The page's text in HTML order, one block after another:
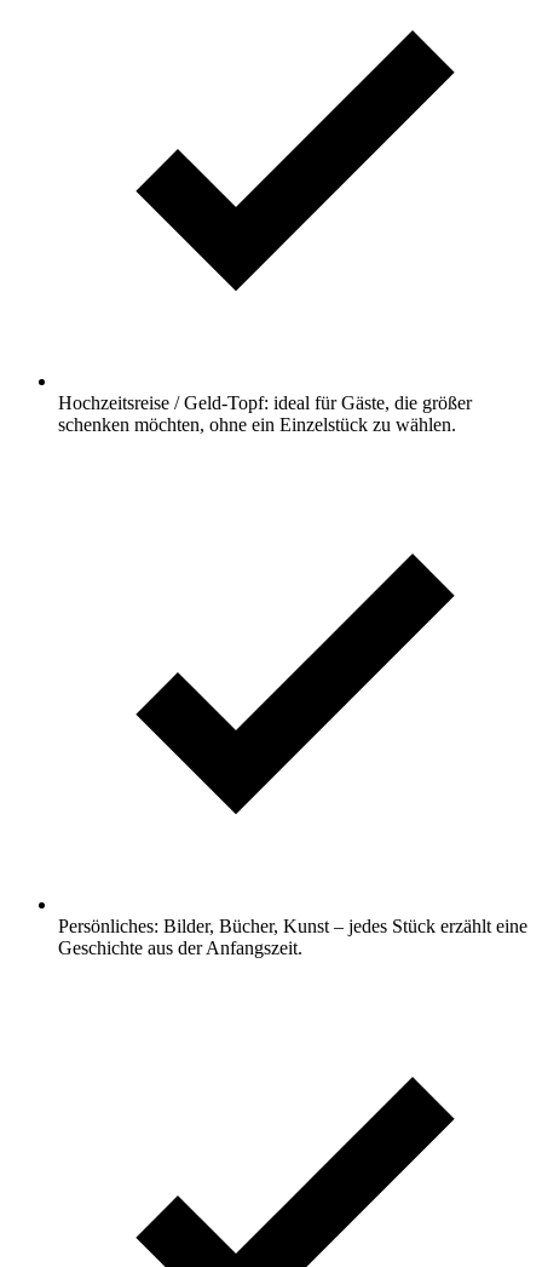
Hochzeitsreise / Geld-Topf: ideal für Gäste, die größer
schenken möchten, ohne ein Einzelstück zu wählen.
Persönliches: Bilder, Bücher, Kunst – jedes Stück erzählt eine
Geschichte aus der Anfangszeit.